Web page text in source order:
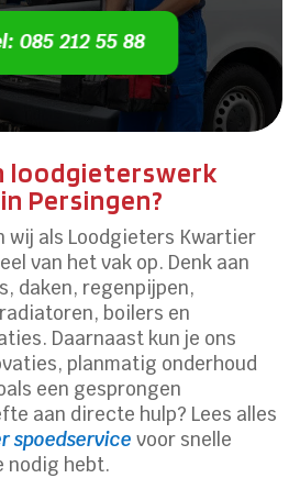
085 212 55 88
loodgieterswerk
Persingen?
wij als Loodgieters Kwartier
van het vak op. Denk aan
daken, regenpijpen,
boilers en
Daarnaast kun je ons
planmatig onderhoud
een gesprongen
aan directe hulp? Lees alles
spoedservice voor snelle
nodig hebt.